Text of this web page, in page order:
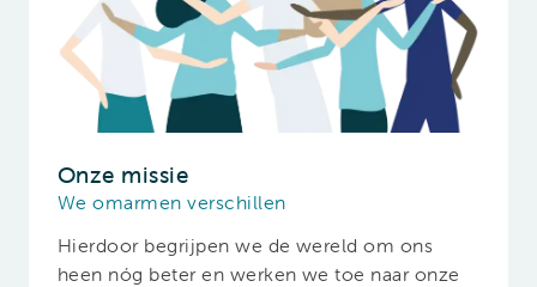
Onze missie
We omarmen verschillen
Hierdoor begrijpen we de wereld om ons
heen nóg beter en werken we toe naar onze